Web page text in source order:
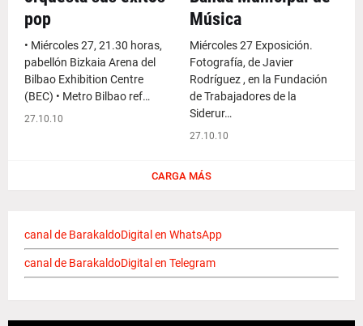
pop
• Miércoles 27, 21.30 horas,
pabellón Bizkaia Arena del
Bilbao Exhibition Centre
(BEC) • Metro Bilbao ref…
27.10.10
Música
Miércoles 27 Exposición.
Fotografía, de Javier
Rodríguez , en la Fundación
de Trabajadores de la
Siderur…
27.10.10
CARGA MÁS
canal de BarakaldoDigital en WhatsApp
canal de BarakaldoDigital en Telegram